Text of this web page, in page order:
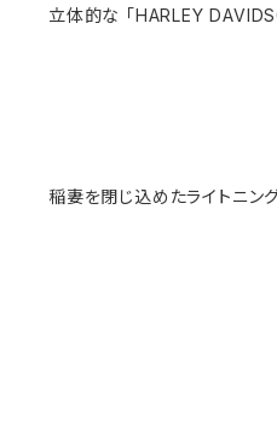
立体的な 「HARLEY
稲妻を閉じ込めたライトニン